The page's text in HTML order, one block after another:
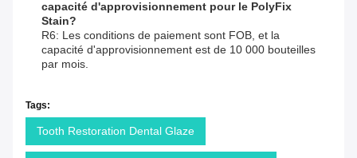
capacité d'approvisionnement pour le PolyFix
Stain?
R6: Les conditions de paiement sont FOB, et la
capacité d'approvisionnement est de 10 000 bouteilles
par mois.
Tags:
Tooth Restoration Dental Glaze